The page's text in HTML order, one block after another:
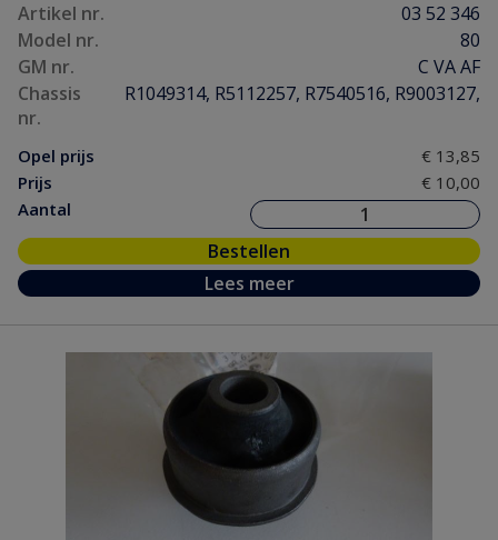
Artikel nr.
03 52 346
Model nr.
80
GM nr.
C VA AF
Chassis
nr.
R1049314, R5112257, R7540516, R9003127,
Opel prijs
€ 13,85
Prijs
€ 10,00
Aantal
Bestellen
Lees meer